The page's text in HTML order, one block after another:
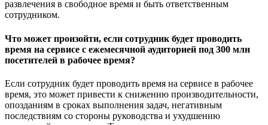
развлечения в свободное время и быть ответственным
сотрудником.
Что может произойти, если сотрудник будет проводить
время на сервисе с ежемесячной аудиторией под 300 млн
посетителей в рабочее время?
Если сотрудник будет проводить время на сервисе в рабочее
время, это может привести к снижению производительности,
опозданиям в сроках выполнения задач, негативным
последствиям со стороны руководства и ухудшению